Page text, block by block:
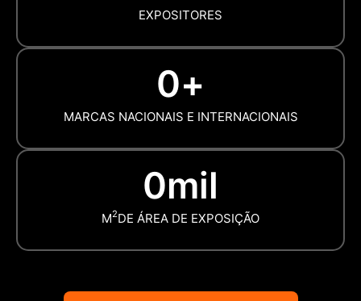
EXPOSITORES
MARCAS NACIONAIS E INTERNACIONAIS
0+
M2DE ÁREA DE EXPOSIÇÃO
0mil